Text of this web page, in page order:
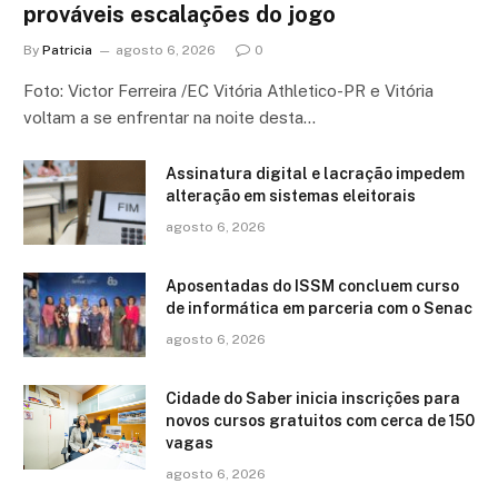
prováveis escalações do jogo
By Patricia agosto 6, 2026 0
Foto: Victor Ferreira /EC Vitória Athletico-PR e Vitória
voltam a se enfrentar na noite desta…
Assinatura digital e lacração impedem
alteração em sistemas eleitorais
agosto 6, 2026
Aposentadas do ISSM concluem curso
de informática em parceria com o Senac
agosto 6, 2026
Cidade do Saber inicia inscrições para
novos cursos gratuitos com cerca de 150
vagas
agosto 6, 2026